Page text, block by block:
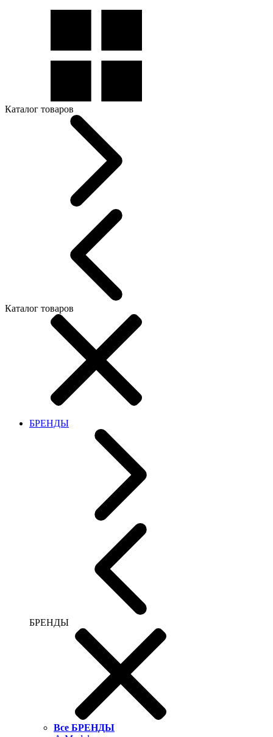
Каталог товаров
Каталог товаров
БРЕНДЫ
БРЕНДЫ
Все БРЕНДЫ